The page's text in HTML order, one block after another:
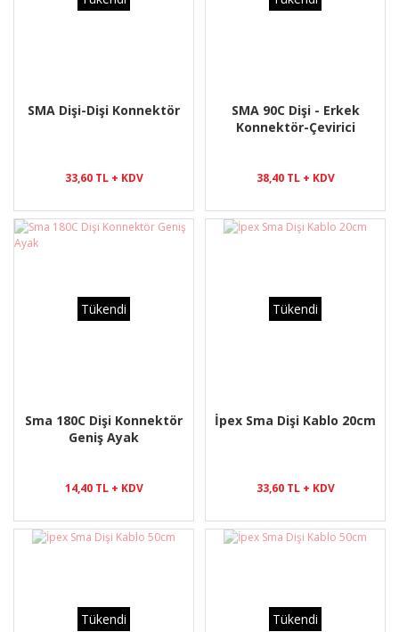
SMA Dişi-Dişi Konnektör
33,60 TL + KDV
SMA 90C Dişi - Erkek
Konnektör-Çevirici
38,40 TL + KDV
Tükendi
Sma 180C Dişi Konnektör
Geniş Ayak
14,40 TL + KDV
Tükendi
İpex Sma Dişi Kablo 20cm
33,60 TL + KDV
Tükendi Tükendi